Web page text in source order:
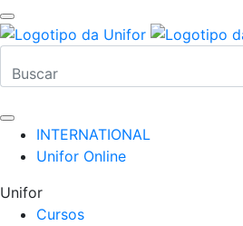
INTERNATIONAL
Unifor Online
Unifor
Cursos